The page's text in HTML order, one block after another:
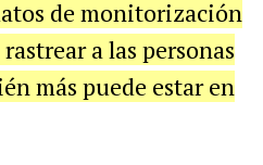
de monitorización
a las personas
más puede estar en